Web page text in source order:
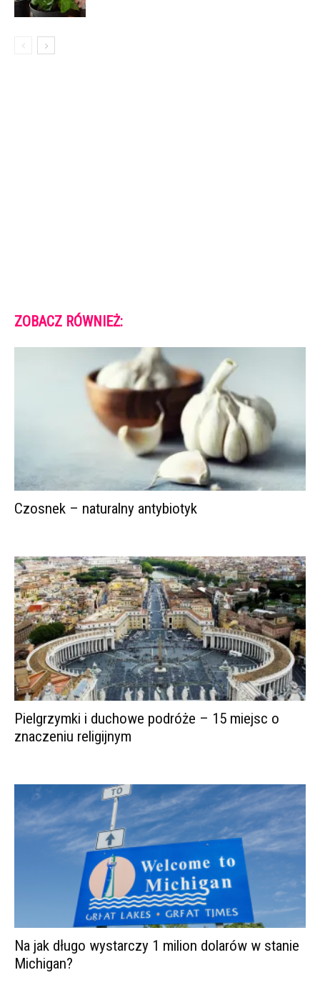
ZOBACZ RÓWNIEŻ:
Czosnek – naturalny antybiotyk
Pielgrzymki i duchowe podróże – 15 miejsc o
znaczeniu religijnym
Na jak długo wystarczy 1 milion dolarów w stanie
Michigan?